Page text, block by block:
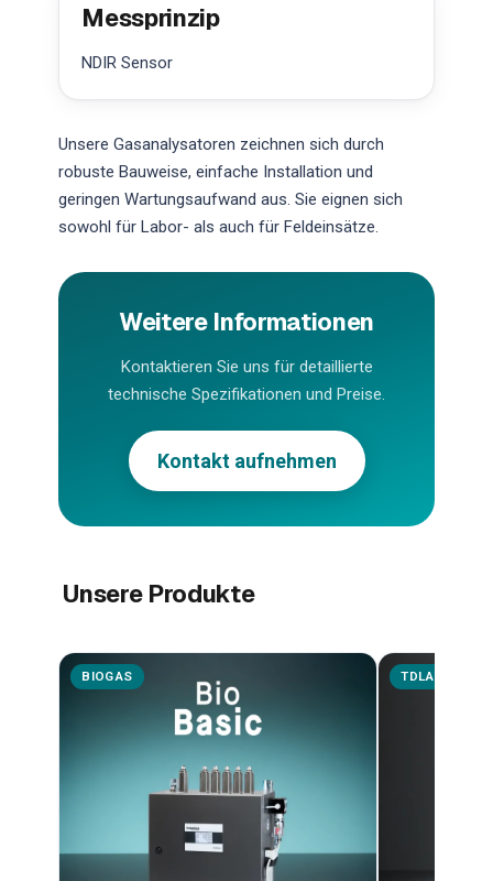
Messprinzip
NDIR Sensor
Unsere Gasanalysatoren zeichnen sich durch
robuste Bauweise, einfache Installation und
geringen Wartungsaufwand aus. Sie eignen sich
sowohl für Labor- als auch für Feldeinsätze.
Weitere Informationen
Kontaktieren Sie uns für detaillierte
technische Spezifikationen und Preise.
Kontakt aufnehmen
Unsere Produkte
BIOGAS TDLAS